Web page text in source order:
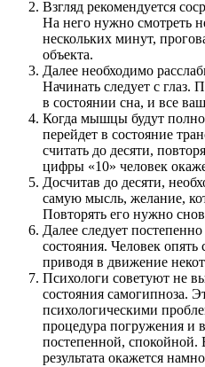
Взгляд рекомендуется
На него нужно смотреть
нескольких минут,
объекта.
Далее необходимо
Начинать следует с глаз.
в состоянии сна, и все
Когда мышцы будут
перейдет в состояние
считать до десяти,
цифры «10» человек
Досчитав до десяти,
самую мысль, желание,
Повторять его нужно
Далее следует
состояния. Человек опять
приводя в движение
Психологи советуют не
состояния самогипноза.
психологическими
процедура погружения и
постепенной, спокойной.
результата окажется